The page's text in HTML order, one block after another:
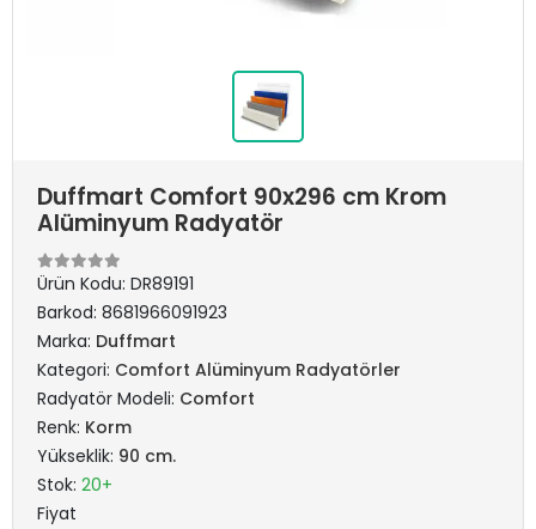
Duffmart Comfort 90x296 cm Krom
Alüminyum Radyatör
Ürün Kodu: DR89191
Barkod: 8681966091923
Marka: Duffmart
Kategori: Comfort Alüminyum Radyatörler
Radyatör Modeli: Comfort
Renk: Korm
Yükseklik: 90 cm.
Stok: 20+
Fiyat